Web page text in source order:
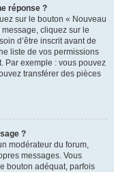
réponse ?
sur le bouton « Nouveau
cliquez sur le
d’être inscrit avant de
liste de vos permissions
Par exemple : vous pouvez
transférer des pièces
?
modérateur du forum,
messages. Vous
bouton adéquat, parfois